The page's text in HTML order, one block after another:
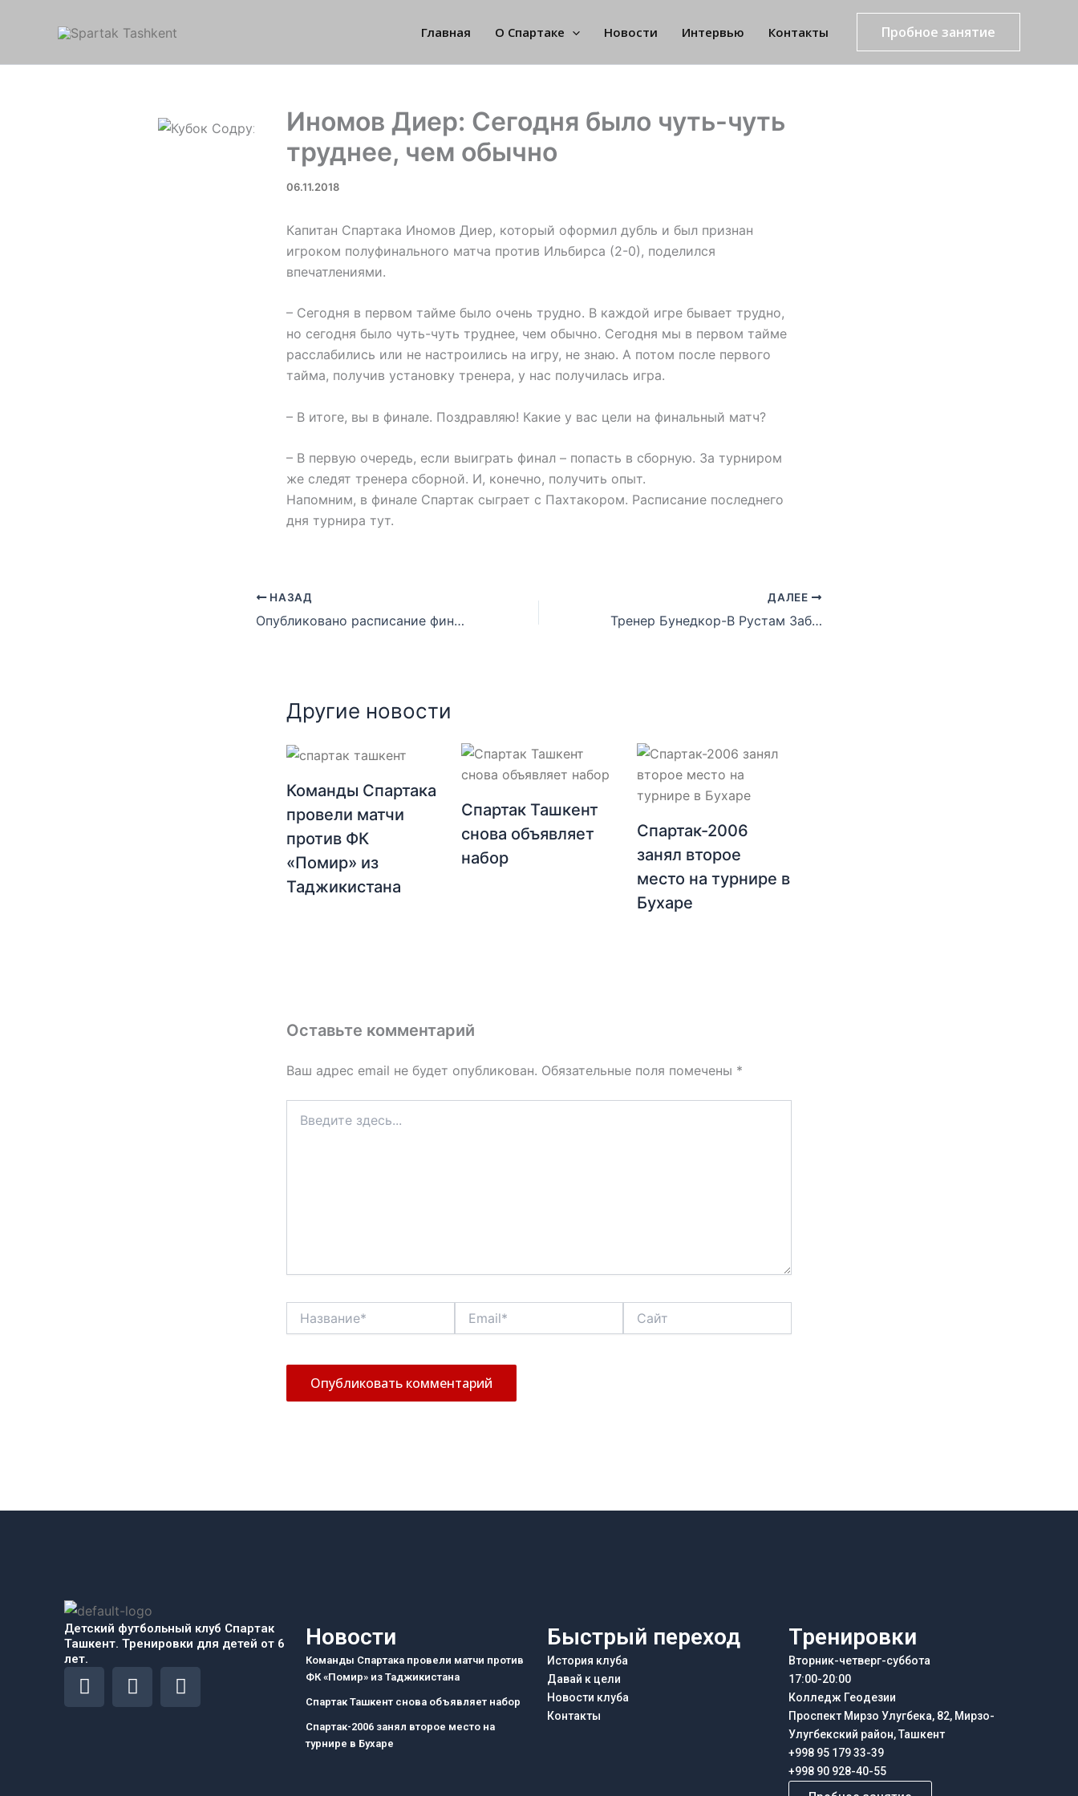
Главная О Спартаке Новости Интервью Контакты Пробное занятие
Иномов Диер: Сегодня было чуть-чуть
труднее, чем обычно
06.11.2018
Капитан Спартака Иномов Диер, который оформил дубль и был признан
игроком полуфинального матча против Ильбирса (2-0), поделился
впечатлениями.
– Сегодня в первом тайме было очень трудно. В каждой игре бывает трудно,
но сегодня было чуть-чуть труднее, чем обычно. Сегодня мы в первом тайме
расслабились или не настроились на игру, не знаю. А потом после первого
тайма, получив установку тренера, у нас получилась игра.
– В итоге, вы в финале. Поздравляю! Какие у вас цели на финальный матч?
– В первую очередь, если выиграть финал – попасть в сборную. За турниром
же следят тренера сборной. И, конечно, получить опыт.
Напомним, в финале Спартак сыграет с Пахтакором. Расписание последнего
дня турнира тут.
НАЗАД
Опубликовано расписание финального дня
ДАЛЕЕ
Тренер Бунедкор-В Рустам Забиров: Турнир поучительный и организован на хорошем уровне
Другие новости
Команды Спартака
провели матчи
против ФК
«Помир» из
Таджикистана
Спартак Ташкент
снова объявляет
набор
Спартак-2006
занял второе
место на турнире в
Бухаре
Оставьте комментарий
Ваш адрес email не будет опубликован. Обязательные поля помечены *
здесь...
Детский футбольный клуб Спартак
Ташкент. Тренировки для детей от 6
лет.
F
a
I
n
T
e
Новости
Команды Спартака провели матчи против
ФК «Помир» из Таджикистана
Спартак Ташкент снова объявляет набор
Спартак-2006 занял второе место на
турнире в Бухаре
Быстрый переход
История клуба
Давай к цели
Новости клуба
Контакты
Тренировки
Вторник-четверг-суббота
17:00-20:00
Колледж Геодезии
Проспект Мирзо Улугбека, 82, Мирзо-
Улугбекский район, Ташкент
+998 95 179 33-39
+998 90 928-40-55